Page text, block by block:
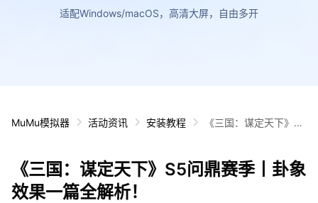
适配Windows/macOS，高清大屏，自由多开
MuMu模拟器 活动资讯 安装教程
《三国：谋定天下》S5
《三国：谋定天下》S5问鼎赛季丨卦象
效果一篇全解析！